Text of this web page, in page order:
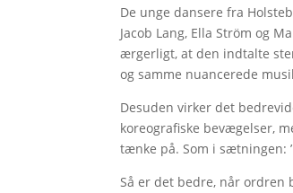
De unge dansere fra
Jacob Lang, Ella Ström og
ærgerligt, at den indtalte
og samme nuancerede
Desuden virker det
koreografiske bevægelser,
tænke på. Som i sætningen:
Så er det bedre, når ordren